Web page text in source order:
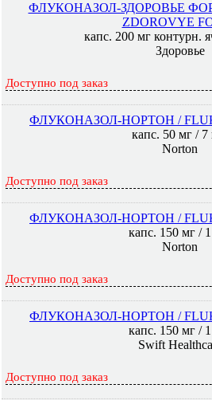
ФЛУКОНАЗОЛ-ЗДОРОВЬЕ
ZDOROVYE
капс. 200 мг контурн.
Здоровье
Доступно под заказ
ФЛУКОНАЗОЛ-НОРТОН /
капс. 50 мг / 7
Norton
Доступно под заказ
ФЛУКОНАЗОЛ-НОРТОН /
капс. 150 мг /
Norton
Доступно под заказ
ФЛУКОНАЗОЛ-НОРТОН /
капс. 150 мг /
Swift
Доступно под заказ